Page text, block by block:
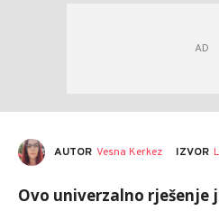
AUTOR Vesna Kerkez IZVOR
Ovo univerzalno rješenje